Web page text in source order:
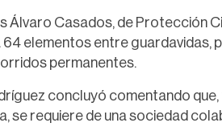
Álvaro Casados, de Protección
64 elementos entre guardavidas,
permanentes.
concluyó comentando
se requiere de una sociedad